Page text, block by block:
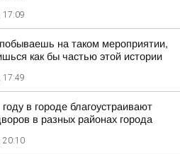
17:09
на таком мероприятии,
как бы частью этой истории
17:49
в городе благоустраивают
в разных районах города
20:10